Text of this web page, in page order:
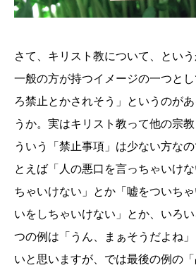
さて、キリスト教について、とい
一般の方が持つイメージの一つと
ろ禁止とかされそう」というのが
うか。実はキリスト教って他の宗
ういう「禁止事項」は少ない方な
とえば「人の悪口を言っちゃいけ
ちゃいけない」とか「嘘をついち
いをしちゃいけない」とか、いろ
つの例は「うん、まぁそうだよね
いと思いますが、では最後の例の